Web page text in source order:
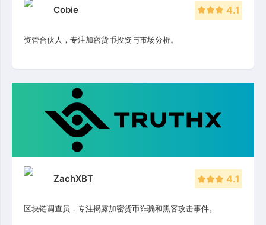
Cobie 4.1
资管合伙人，专注加密货币投资与市场分析。
ZachXBT 4.1
区块链调查员，专注揭露加密货币诈骗和黑客攻击事件。